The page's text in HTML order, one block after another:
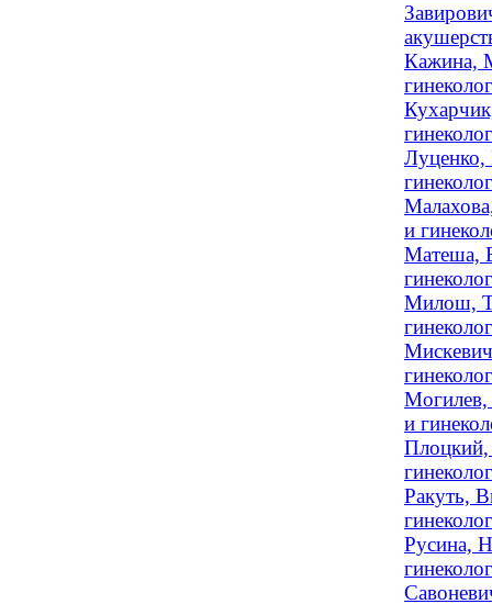
Кажина,
Луценко,
и
Матеша,
Милош,
Могилев,
и
Плоцкий,
Ракуть,
Русина,